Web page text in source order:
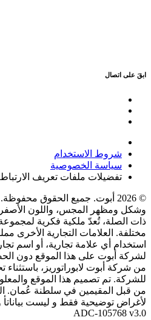
ابقَ على اتصال
شروط الاستخدام
سياسة الخصوصية
تفضيلات ملفات تعريف الارتباط
© 2026 أبوت. جميع الحقوق
وشكل ومظهر المجس، واللون الأصفر،
ذات الصلة، تُعدّ ملكية فكرية
مختلفة. العلامات التجارية الأخرى
استخدام أي علامة تجارية، أو اسم
لشركة أبوت على هذا الموقع دون
من شركة أبوت لابوراتوريز، باستثناء
للشركة. تم تصميم هذا الموقع
من قبل المقيمين في سلطنة عُمان.
لأغراض توضيحية فقط و ليست
ADC-105768 v3.0